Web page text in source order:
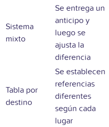
Sistema
mixto
Se entrega un
anticipo y
luego se
ajusta la
diferencia
Tabla por
destino
Se establecen
referencias
diferentes
según cada
lugar